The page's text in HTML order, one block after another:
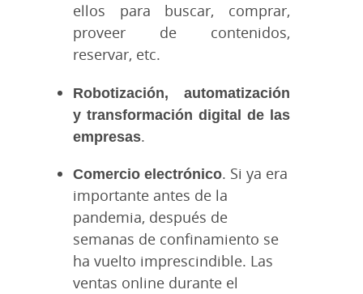
ellos para buscar, comprar,
proveer de contenidos,
reservar, etc.
Robotización, automatización
y transformación digital de las
empresas.
Comercio electrónico. Si ya era
importante antes de la
pandemia, después de
semanas de confinamiento se
ha vuelto imprescindible. Las
ventas online durante el